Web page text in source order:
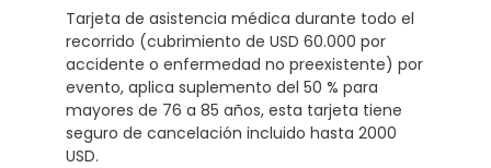
Tarjeta de asistencia médica durante todo el
recorrido (cubrimiento de USD 60.000 por
accidente o enfermedad no preexistente) por
evento, aplica suplemento del 50 % para
mayores de 76 a 85 años, esta tarjeta tiene
seguro de cancelación incluido hasta 2000
USD.